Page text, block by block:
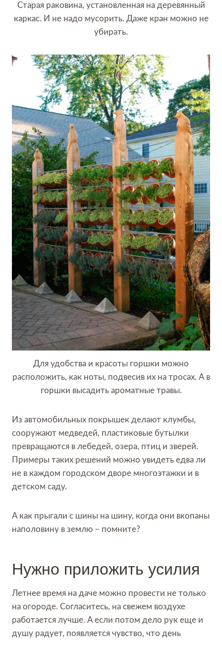
Старая раковина, установленная на деревянный
каркас. И не надо мусорить. Даже кран можно не
убирать.
Для удобства и красоты горшки можно
расположить, как ноты, подвесив их на тросах. А в
горшки высадить ароматные травы.
Из автомобильных покрышек делают клумбы,
сооружают медведей, пластиковые бутылки
превращаются в лебедей, озера, птиц и зверей.
Примеры таких решений можно увидеть едва ли
не в каждом городском дворе многоэтажки и в
детском саду.
А как прыгали с шины на шину, когда они вкопаны
наполовину в землю – помните?
Нужно приложить усилия
Летнее время на даче можно провести не только
на огороде. Согласитесь, на свежем воздухе
работается лучше. А если потом дело рук еще и
душу радует, появляется чувство, что день